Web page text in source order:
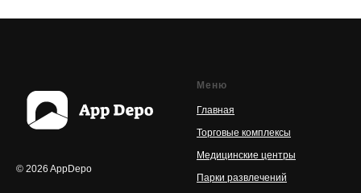
© 2026 AppDepo
Меню
Главная
Торговые комплексы
Медицинские центры
Парки развлечений